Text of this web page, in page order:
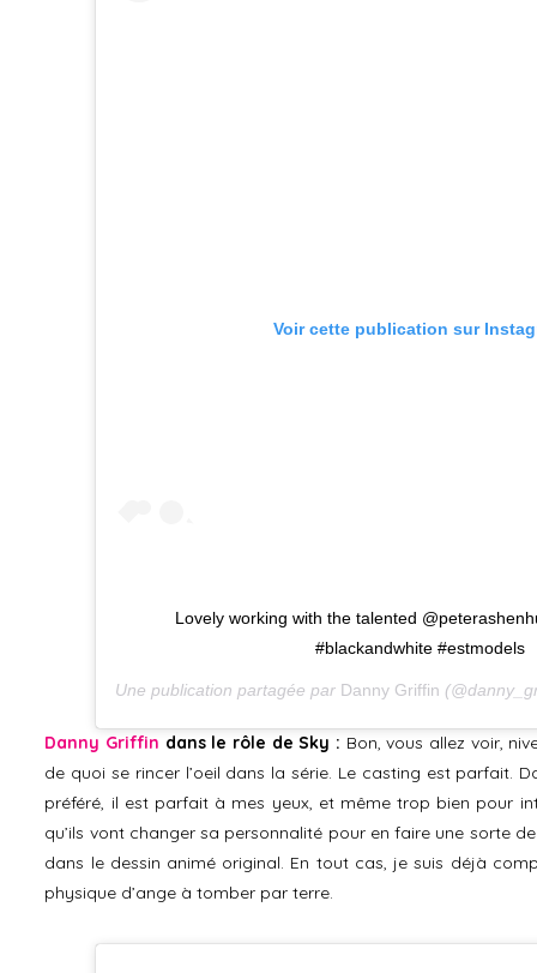
Voir cette publication sur
Lovely working with the talented
#blackandwhite #estmodels
Une publication partagée par Danny Griffin
Danny Griffin dans le rôle de Sky : Bon, vous allez voir,
de quoi se rincer l’oeil dans la série. Le casting est parfait.
préféré, il est parfait à mes yeux, et même trop bien pour
qu’ils vont changer sa personnalité pour en faire une sorte
dans le dessin animé original. En tout cas, je suis déjà
physique d’ange à tomber par terre.